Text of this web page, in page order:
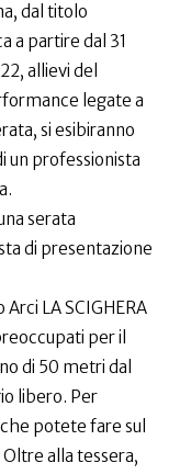
dal titolo
a partire dal 31
allievi del
legate a
si esibiranno
un professionista
serata
di presentazione
LA SCIGHERA
per il
di 50 metri dal
libero. Per
potete fare sul
alla tessera,